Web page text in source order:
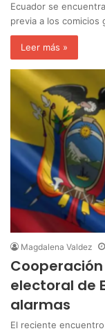
Ecuador se
previa a los
Leer más »
Magdalena Valdez
Cooperación
electoral de
alarmas
El reciente